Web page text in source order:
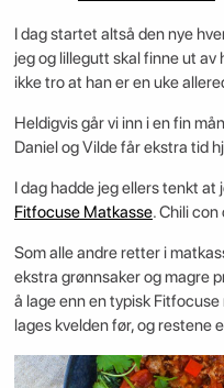
I dag startet altså den nye
jeg og lillegutt skal finne ut av
ikke tro at han er en uke
Heldigvis går vi inn i en fin
Daniel og Vilde får ekstra tid
I dag hadde jeg ellers tenkt at
Fitfocuse Matkasse. Chili
Som alle andre retter i
ekstra grønnsaker og magre
å lage enn en typisk
lages kvelden før, og restene